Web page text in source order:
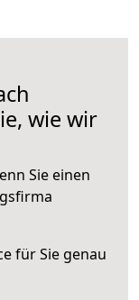
wie wir
Sie einen
für Sie genau